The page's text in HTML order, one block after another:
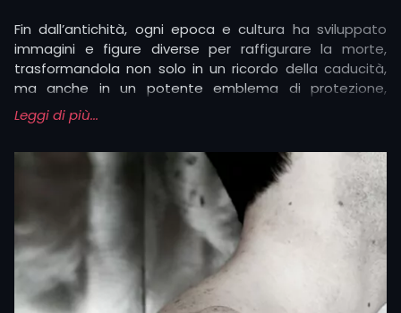
Fin dall’antichità, ogni epoca e cultura ha sviluppato
immagini e figure diverse per raffigurare la morte,
trasformandola non solo in un ricordo della caducità,
ma anche in un potente emblema di protezione,
coraggio e rinascita.
del body art, con raffigurazioni della morte in diverse
interpretazioni alla mitologia dei tatauggi greci e dei
tatuaggi egizi
fino all’emozione più viscerale e
profonda.
Il tema della morte, quindi è da sempre trattato, in
tutte le culture e civiltà.
Leggi di più...